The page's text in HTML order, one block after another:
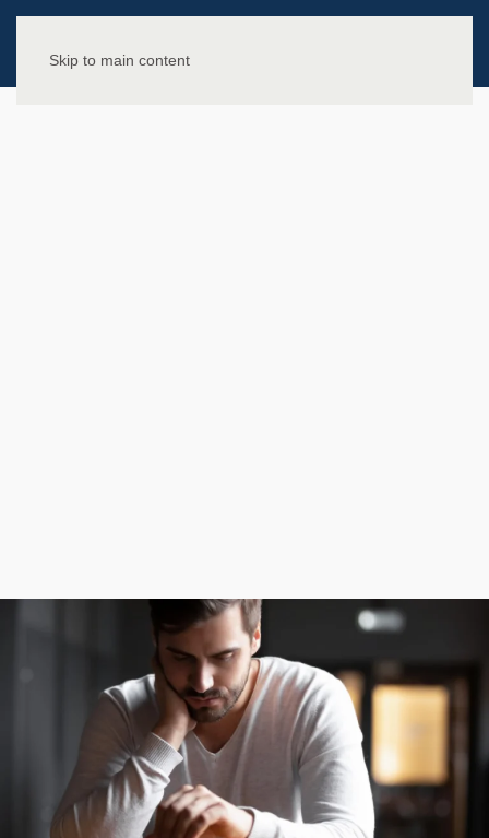
Skip to main content